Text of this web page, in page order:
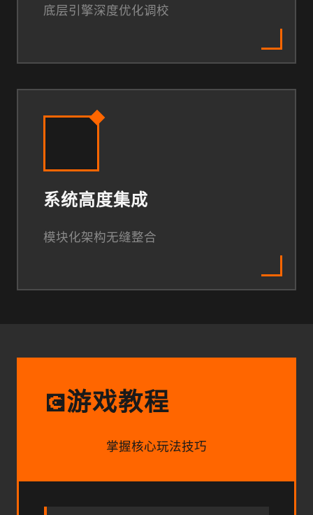
底层引擎深度优化调校
系统高度集成
模块化架构无缝整合
💽游戏教程
掌握核心玩法技巧